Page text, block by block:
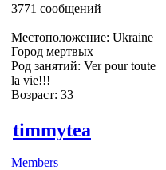
3771 сообщений
Местоположение: Ukraine
Город мертвых
Род занятий: Ver pour toute
la vie!!!
Возраст: 33
timmytea
Members